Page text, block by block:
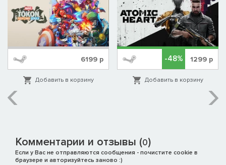
6199 р
Добавить в корзину
-48% 1299 р
Добавить в корзину
Комментарии и отзывы (0)
Если у Вас не отправляются сообщения - почистите cookie в
браузере и авторизуйтесь заново :)